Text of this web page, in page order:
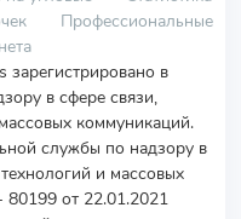
Профессиональные
зарегистрировано в
в сфере связи,
коммуникаций.
службы по надзору в
и массовых
от 22.01.2021